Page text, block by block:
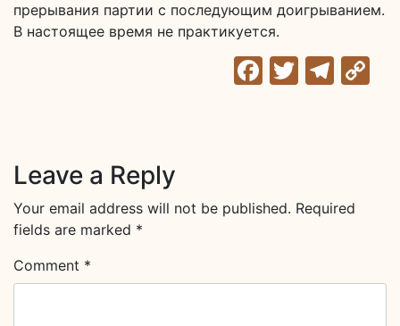
прерывания партии с последующим доигрыванием.
В настоящее время не практикуется.
Facebook
Twitter
Leave a Reply
Your email address will not be published. Required
fields are marked *
Comment *